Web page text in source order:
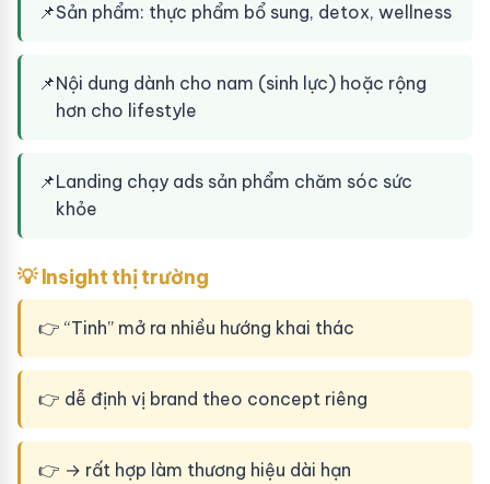
📌Sản phẩm: thực phẩm bổ sung, detox, wellness
📌Nội dung dành cho nam (sinh lực) hoặc rộng
hơn cho lifestyle
📌Landing chạy ads sản phẩm chăm sóc sức
khỏe
💡 Insight thị trường
👉 “Tinh” mở ra nhiều hướng khai thác
👉 dễ định vị brand theo concept riêng
👉 → rất hợp làm thương hiệu dài hạn